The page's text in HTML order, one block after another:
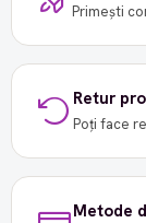
Primești
Retur
Poți face
Metode